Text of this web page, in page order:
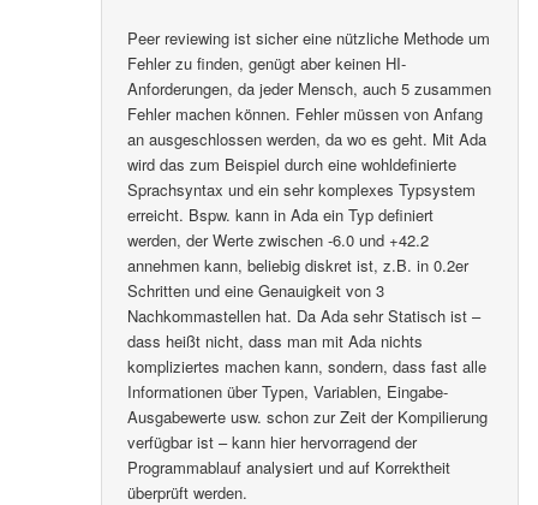
Peer reviewing ist sicher eine nützliche Methode um
Fehler zu finden, genügt aber keinen HI-
Anforderungen, da jeder Mensch, auch 5 zusammen
Fehler machen können. Fehler müssen von Anfang
an ausgeschlossen werden, da wo es geht. Mit Ada
wird das zum Beispiel durch eine wohldefinierte
Sprachsyntax und ein sehr komplexes Typsystem
erreicht. Bspw. kann in Ada ein Typ definiert
werden, der Werte zwischen -6.0 und +42.2
annehmen kann, beliebig diskret ist, z.B. in 0.2er
Schritten und eine Genauigkeit von 3
Nachkommastellen hat. Da Ada sehr Statisch ist –
dass heißt nicht, dass man mit Ada nichts
kompliziertes machen kann, sondern, dass fast alle
Informationen über Typen, Variablen, Eingabe-
Ausgabewerte usw. schon zur Zeit der Kompilierung
verfügbar ist – kann hier hervorragend der
Programmablauf analysiert und auf Korrektheit
überprüft werden.